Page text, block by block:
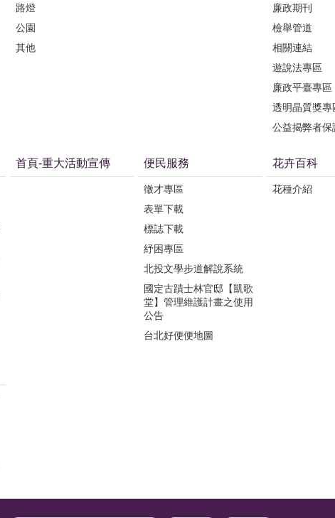
路燈
公園
其他
廉政期刊
檢舉管道
相關連結
遊說法專區
廉政平臺專區
透明晶質獎專
公益揭弊者保
首頁-重大活動宣傳 便民服務
徵才專區
表單下載
標誌下載
紓困專區
北投文學步道解說系統
國定古蹟士林官邸【凱歌
堂】管理維護計畫之使用
公告
台北好便便地圖
花卉百科
花種介紹